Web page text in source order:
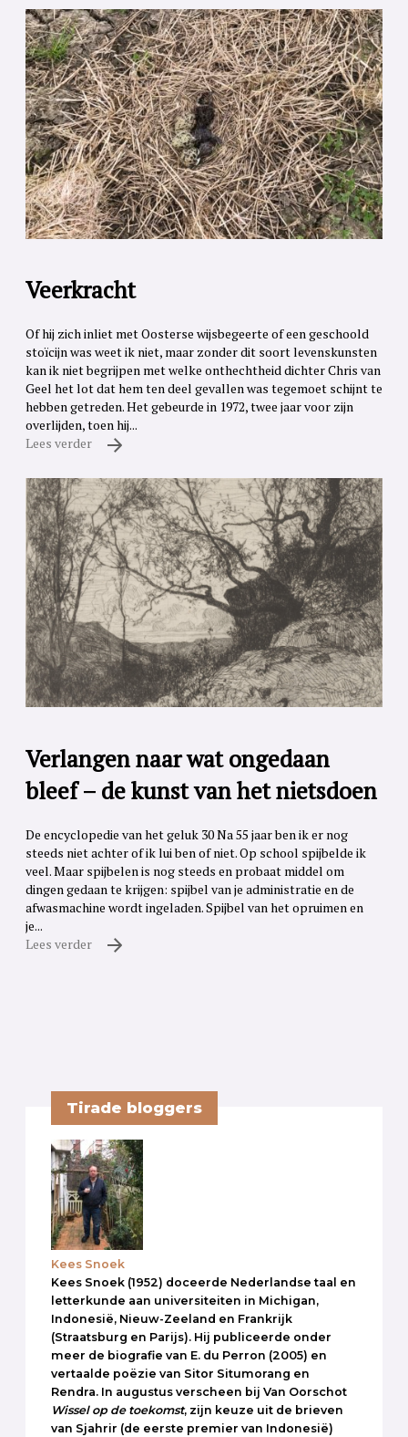
Veerkracht
Of hij zich inliet met Oosterse wijsbegeerte of een geschoold
stoïcijn was weet ik niet, maar zonder dit soort levenskunsten
kan ik niet begrijpen met welke onthechtheid dichter Chris van
Geel het lot dat hem ten deel gevallen was tegemoet schijnt te
hebben getreden. Het gebeurde in 1972, twee jaar voor zijn
overlijden, toen hij...
Lees verder
Verlangen naar wat ongedaan
bleef – de kunst van het nietsdoen
De encyclopedie van het geluk 30 Na 55 jaar ben ik er nog
steeds niet achter of ik lui ben of niet. Op school spijbelde ik
veel. Maar spijbelen is nog steeds en probaat middel om
dingen gedaan te krijgen: spijbel van je administratie en de
afwasmachine wordt ingeladen. Spijbel van het opruimen en
je...
Lees verder
Tirade bloggers
Kees Snoek
Kees Snoek (1952) doceerde Nederlandse taal en
letterkunde aan universiteiten in Michigan,
Indonesië, Nieuw-Zeeland en Frankrijk
(Straatsburg en Parijs). Hij publiceerde onder
meer de biografie van E. du Perron (2005) en
vertaalde poëzie van Sitor Situmorang en
Rendra. In augustus verscheen bij Van Oorschot
Wissel op de toekomst, zijn keuze uit de brieven
van Sjahrir (de eerste premier van Indonesië)